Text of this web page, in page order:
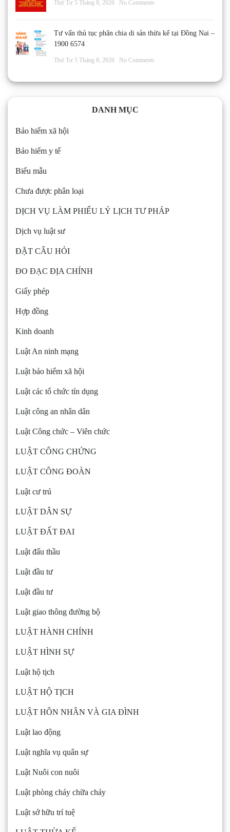
Thứ Tư 5 Tháng 8, 2026 No Comments
Tư vấn thủ tục phân chia di sản thừa kế tại Đồng Nai –
1900 6574
Thứ Tư 5 Tháng 8, 2026 No Comments
DANH MỤC
Bảo hiểm xã hội
Bảo hiểm y tế
Biểu mẫu
Chưa được phân loại
DỊCH VỤ LÀM PHIẾU LÝ LỊCH TƯ PHÁP
Dịch vụ luật sư
ĐẶT CÂU HỎI
ĐO ĐẠC ĐỊA CHÍNH
Giấy phép
Hợp đồng
Kinh doanh
Luật An ninh mạng
Luật bảo hiểm xã hội
Luật các tổ chức tín dụng
Luật công an nhân dân
Luật Công chức – Viên chức
LUẬT CÔNG CHỨNG
LUẬT CÔNG ĐOÀN
Luật cư trú
LUẬT DÂN SỰ
LUẬT ĐẤT ĐAI
Luật đấu thầu
Luật đầu tư
Luật đầu tư
Luật giao thông đường bộ
LUẬT HÀNH CHÍNH
LUẬT HÌNH SỰ
Luật hộ tịch
LUẬT HỘ TỊCH
LUẬT HÔN NHÂN VÀ GIA ĐÌNH
Luật lao động
Luật nghĩa vụ quân sự
Luật Nuôi con nuôi
Luật phòng cháy chữa cháy
Luật sở hữu trí tuệ